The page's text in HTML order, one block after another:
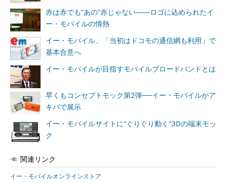
赤は赤でも“あの”赤じゃない――ロゴに込められたイ
ー・モバイルの情熱
イー・モバイル、「当初はドコモの通信網も利用」で
基本合意へ
イー・モバイルが目指すモバイルブロードバンドとは
早くもコンセプトモック第2弾──イー・モバイルがア
キバで展示
イー・モバイルサイトに“ぐりぐり動く”3Dの端末モッ
ク
関連リンク
イー・モバイルオンラインストア